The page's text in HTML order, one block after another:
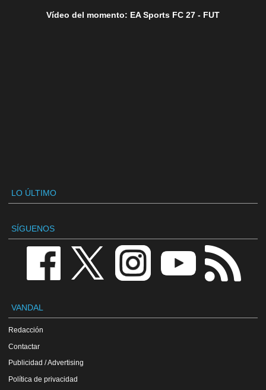
Vídeo del momento: EA Sports FC 27 - FUT
LO ÚLTIMO
SÍGUENOS
VANDAL
Redacción
Contactar
Publicidad / Advertising
Política de privacidad